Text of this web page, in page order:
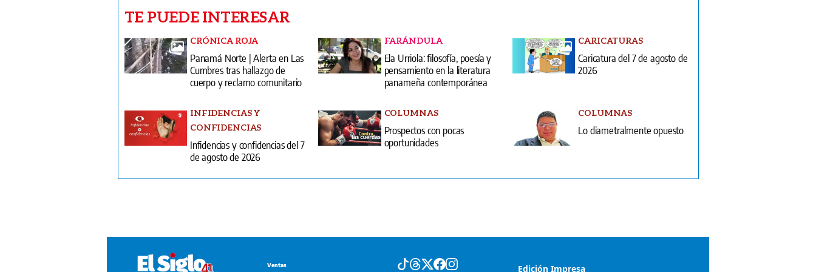
TE PUEDE INTERESAR
CRÓNICA ROJA
Panamá Norte | Alerta en Las
Cumbres tras hallazgo de
cuerpo y reclamo comunitario
FARÁNDULA
Ela Urriola: filosofía, poesía y
pensamiento en la literatura
panameña contemporánea
CARICATURAS
Caricatura del 7 de agosto de
2026
INFIDENCIAS Y
CONFIDENCIAS
Infidencias y confidencias del 7
de agosto de 2026
COLUMNAS
Prospectos con pocas
oportunidades
COLUMNAS
Lo diametralmente opuesto
Suplementos